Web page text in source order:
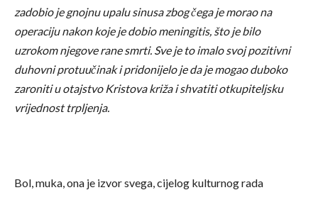
zadobio je gnojnu upalu sinusa zbog čega je morao na
operaciju nakon koje je dobio meningitis, što je bilo
uzrokom njegove rane smrti. Sve je to imalo svoj pozitivni
duhovni protuučinak i pridonijelo je da je mogao duboko
zaroniti u otajstvo Kristova križa i shvatiti otkupiteljsku
vrijednost trpljenja.
Bol, muka, ona je izvor svega, cijelog kulturnog rada